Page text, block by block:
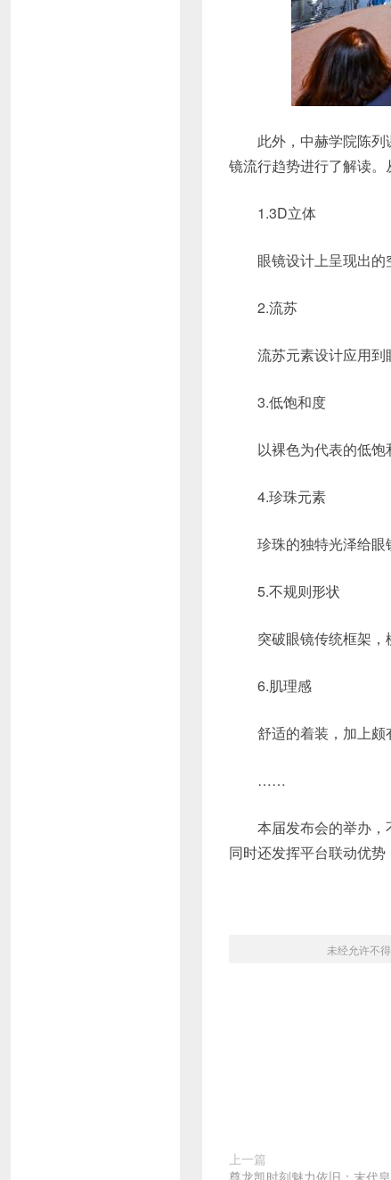
此外，中赫学院陈
镜流行趋势进行了解读
1.3D立体
眼镜设计上呈现出的
2.流苏
流苏元素设计应用到
3.低饱和度
以裸色为代表的低饱
4.珍珠元素
珍珠的独特光泽给眼
5.不规则形状
突破眼镜传统框架，
6.肌理感
舒适的着装，加上颇
……
本届发布会的举办，
同时还发挥平台联动优势
未经允许不
上一篇
尊龙凯时刻魅力依旧：末代